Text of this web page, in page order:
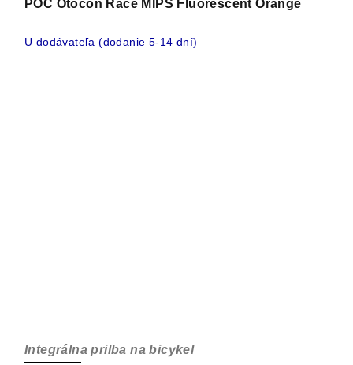
POC Otocon Race MIPS Fluorescent Orange
U dodávateľa (dodanie 5-14 dní)
Integrálna prilba na bicykel